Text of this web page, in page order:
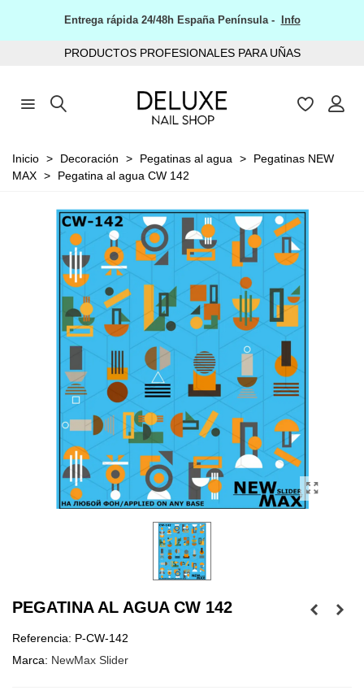
Entrega rápida 24/48h España Península - Info
PRODUCTOS PROFESIONALES PARA UÑAS
Inicio > Decoración > Pegatinas al agua >
Pegatinas NEW
MAX > Pegatina al agua CW 142
PEGATINA AL AGUA CW 142
Referencia: P-CW-142
Marca: NewMax Slider